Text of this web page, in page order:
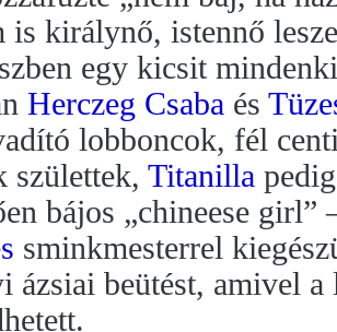
is királynő, istennő
egy kicsit
Herczeg Csaba és
lobboncok, fél
születtek, Titanilla
bájos „chineese girl”
sminkmesterrel
ázsiai beütést, amivel